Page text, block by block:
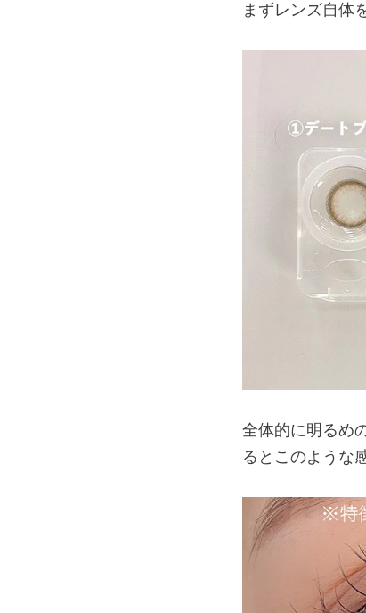
まずレンズ自体
全体的に明るめ
るとこのような